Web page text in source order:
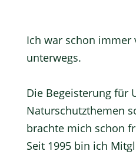
Ich war schon immer
unterwegs.
Die Begeisterung für
Naturschutzthemen
brachte mich schon
Seit 1995 bin ich